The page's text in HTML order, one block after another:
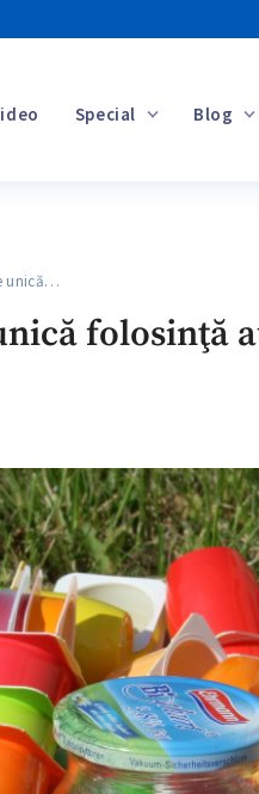
Special Blog
unică…
folosinţă